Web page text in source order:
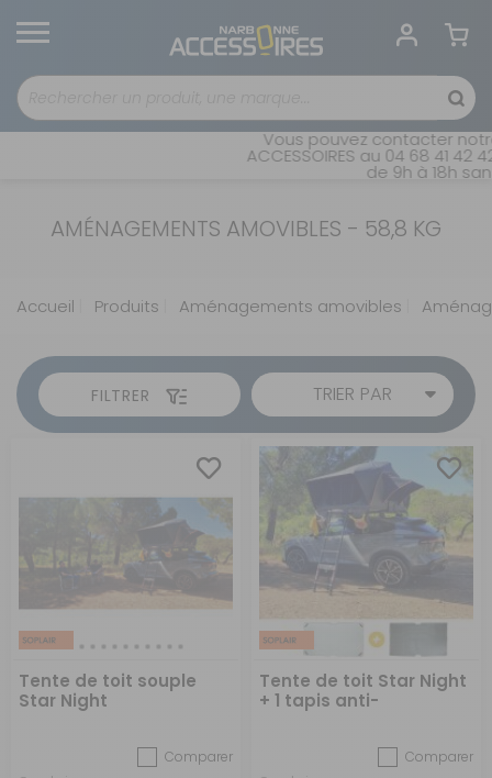
Vous pouvez contacter notre
ACCESSOIRES au 04 68 41
de 9h à 18h
AMÉNAGEMENTS AMOVIBLES - 58,8 KG
Accueil Produits Aménagements amovibles
FILTRER TRIER PAR
Tente de toit souple
Star Night
Comparer
Tente de toit Star Night
+ 1 tapis anti-
Comparer